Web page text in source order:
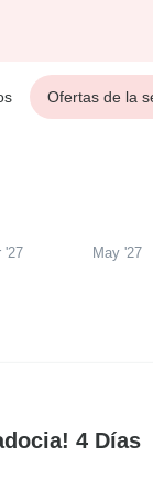
Ofertas de la
'27 May '27
4 Días